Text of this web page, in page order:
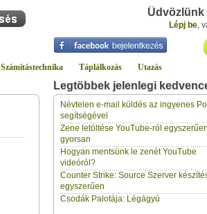
Üdvözlünk
Lépj be,
Számítástechnika Táplálkozás Utazás
Legtöbbek jelenlegi
Névtelen e-mail küldés az ingyenes
segítségével
Zene letöltése YouTube-ról
gyorsan
Hogyan mentsünk le zenét YouTube
videóról?
Counter Strike: Source Szerver
egyszerűen
Csodák Palotája: Légágyú
2 napja
gabor733a kedvencei közé
Leopárdgekkó-etetés
című tippet.
2 napja
gabor733
a kedvencei közé
2 napja
Hogyan készítsünk fűszeres-
pennét?
gabor733a kedvencei közé